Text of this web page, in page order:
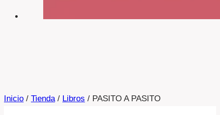
Inicio / Tienda / Libros / PASITO A PASITO